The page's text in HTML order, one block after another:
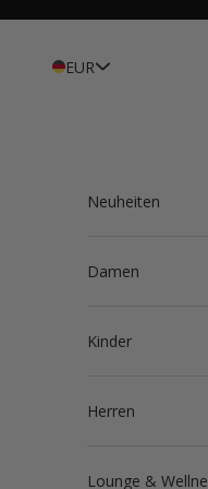
EUR
Neuheiten
Damen
Kinder
Herren
Lounge &